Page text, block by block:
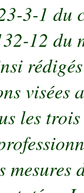
3-1 du
12 du
visées
les